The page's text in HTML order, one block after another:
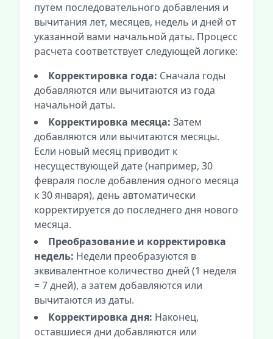
путем последовательного добавления и
вычитания лет, месяцев, недель и дней от
указанной вами начальной даты. Процесс
расчета соответствует следующей логике:
Корректировка года: Сначала годы
добавляются или вычитаются из года
начальной даты.
Корректировка месяца: Затем
добавляются или вычитаются месяцы.
Если новый месяц приводит к
несуществующей дате (например, 30
февраля после добавления одного месяца
к 30 января), день автоматически
корректируется до последнего дня нового
месяца.
Преобразование и корректировка
недель: Недели преобразуются в
эквивалентное количество дней (1 неделя
= 7 дней), а затем добавляются или
вычитаются из даты.
Корректировка дня: Наконец,
оставшиеся дни добавляются или